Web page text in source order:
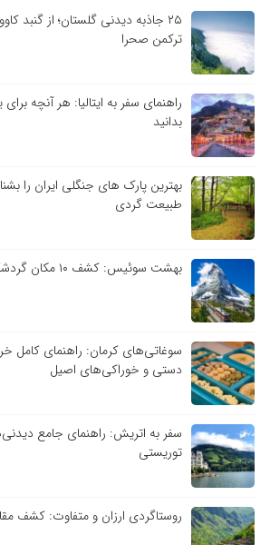
۲۵ جاذبه دیدنی گلستان؛ از گنبد
ترکمن صحرا
راهنمای سفر به ایتالیا: هر آنچه
بدانید
بهترین پارک های جنگلی ایران را
طبیعت گردی
بهشت سوئیس: کشف ۱۰ مکان گردشگری و دیدنی برتر
سوغاتی‌های کرمان: راهنمای کامل
دستی و خوراکی‌های اصیل
سفر به اتریش: راهنمای جامع
توریستی
روستاگردی ارزان و متفاوت: کشف